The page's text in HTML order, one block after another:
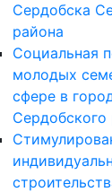
Сердобска
района
Социальная
молодых
сфере в
Сердобского